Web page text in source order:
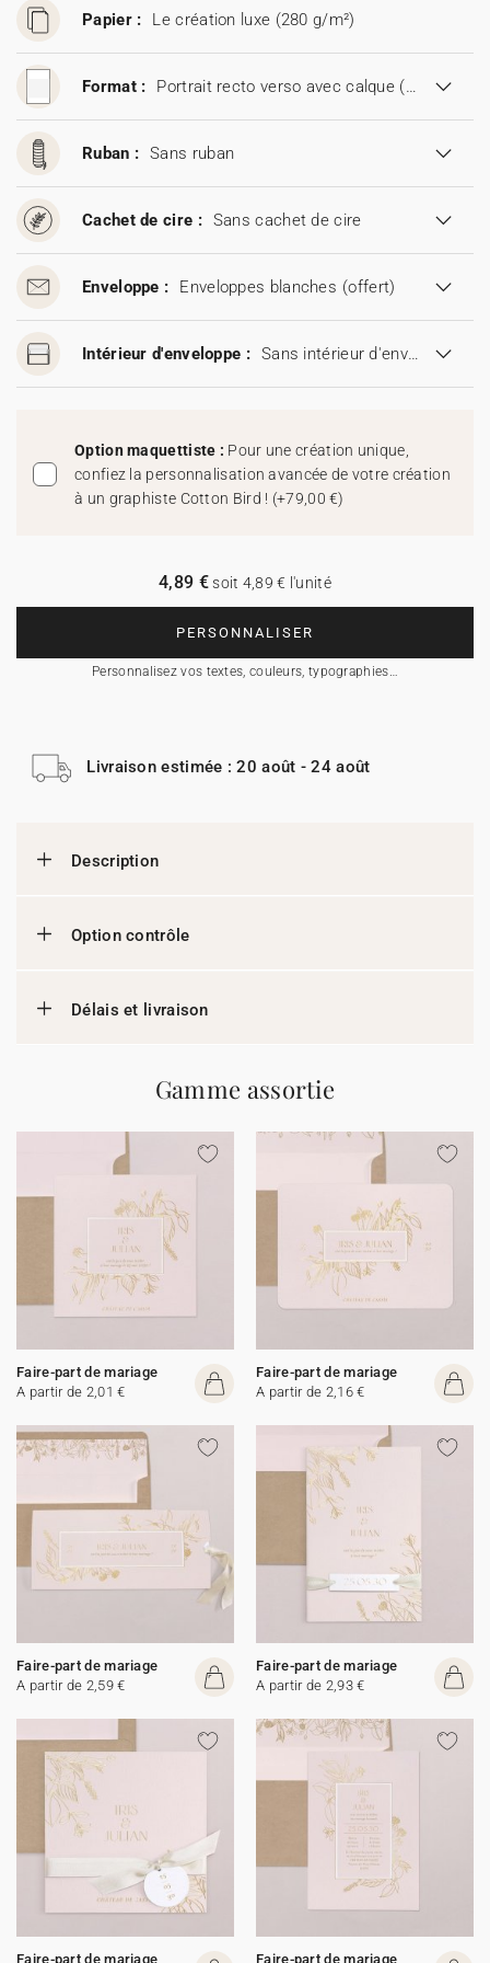
Papier : Le création luxe (280 g/m²)
Format : Portrait recto verso avec calque (13 x 19 cm)
Ruban : Sans ruban
Cachet de cire : Sans cachet de cire
Enveloppe : Enveloppes blanches (offert)
Intérieur d'enveloppe : Sans intérieur d'enveloppe
Option maquettiste : Pour une création unique,
confiez la personnalisation avancée de votre création
à un graphiste Cotton Bird ! (+79,00 €)
PERSONNALISER
Personnalisez vos textes, couleurs, typographies…
4,89 €soit 4,89 € l'unité
Livraison estimée : 20 août - 24 août
Description
Option contrôle
Délais et livraison
Gamme assortie
Faire-part de mariage
A partir de 2,01 €
Faire-part de mariage
A partir de 2,16 €
Faire-part de mariage
A partir de 2,59 €
Faire-part de mariage
A partir de 2,93 €
Faire-part de mariage Faire-part de mariage